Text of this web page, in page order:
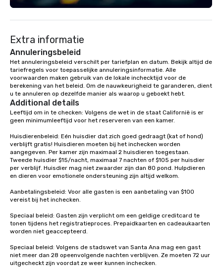
Event: We don’t just
brand launch, our
styled and coached
aesthetic excellence
Bespoke Curation:
orchestras. Versatile
library of hundreds of
rearranged with
and soul. ► Visual Sophistication: Our
performers reflect the
aesthetic—classic
modern edge. By
a band; you are
in that "golden hour"
the music is
infectious enough to
engaged and
Extra informatie
Annuleringsbeleid
Het annuleringsbeleid verschilt per tariefplan en datum. Bekijk altijd de
tariefregels voor toepasselijke annuleringsinformatie. Alle
voorwaarden maken gebruik van de lokale inchecktijd voor de
berekening van het beleid. Om de nauwkeurigheid te garanderen, dient
u te annuleren op dezelfde manier als waarop u geboekt hebt.
Additional details
Leeftijd om in te checken: Volgens de wet in de staat Californië is er
geen minimumleeftijd voor het reserveren van een kamer.
Huisdierenbeleid: Eén huisdier dat zich goed gedraagt (kat of hond)
verblijft gratis! Huisdieren moeten bij het inchecken worden
aangegeven. Per kamer zijn maximaal 2 huisdieren toegestaan.
Tweede huisdier $15/nacht, maximaal 7 nachten of $105 per huisdier
per verblijf. Huisdier mag niet zwaarder zijn dan 80 pond. Hulpdieren
en dieren voor emotionele ondersteuning zijn altijd welkom.
Aanbetalingsbeleid: Voor alle gasten is een aanbetaling van $100
vereist bij het inchecken.
Speciaal beleid: Gasten zijn verplicht om een geldige creditcard te
tonen tijdens het registratieproces. Prepaidkaarten en cadeaukaarten
worden niet geaccepteerd.
Speciaal beleid: Volgens de stadswet van Santa Ana mag een gast
niet meer dan 28 opeenvolgende nachten verblijven. Ze moeten 72 uur
uitgecheckt zijn voordat ze weer kunnen inchecken.